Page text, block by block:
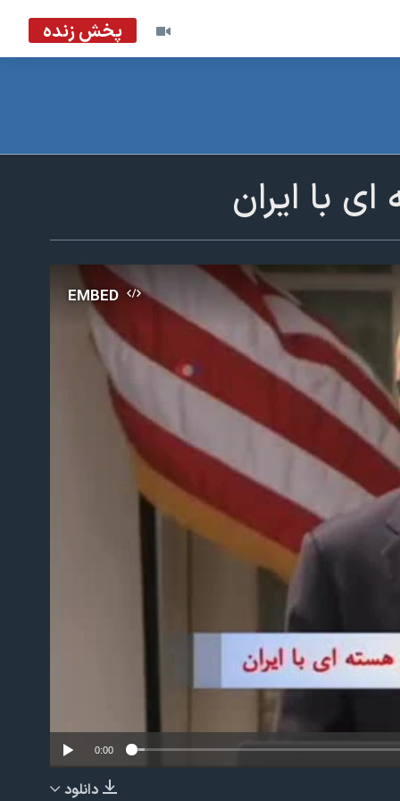
پخش زنده
با ایران
EMBED
No
0:00
دانلود